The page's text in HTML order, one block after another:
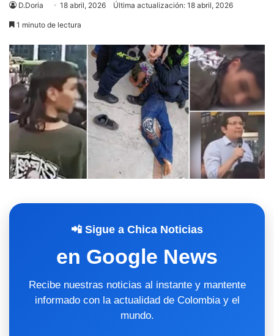
D.Doria 18 abril, 2026 Última actualización: 18 abril, 2026
1 minuto de lectura
📲 Sigue a Chica Noticias
en Google News
Recibe nuestras noticias al instante y mantente
informado con la actualidad de Colombia y el
mundo.